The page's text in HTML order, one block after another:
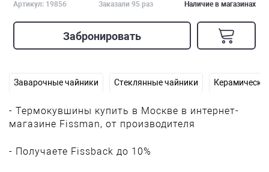
Артикул: 19856 Заказали 95 раз Наличие в магазинах
Забронировать
Заварочные чайники Стеклянные чайники
- Термокувшины купить в Москве в интернет-
магазине Fissman, от производителя
- Получаете Fissback до 10%